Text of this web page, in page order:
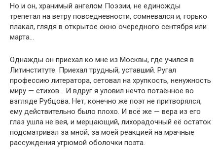
Но и он, хранимый ангелом Поэзии, не единожды
трепетал на ветру повседневности, сомневался и, горько
плакал, глядя в открытое окно очередного сентября или
марта…
Однажды он приехал ко мне из Москвы, где учился в
Литинституте. Приехал трудный, уставший. Ругал
профессию литератора, сетовал на хрупкость, ненужность
миру — стихов… И вдруг я уловил нечто потаённое во
взгляде Рубцова. Нет, конечно же поэт не притворялся,
ему действительно было плохо. И всё же — вера из его
глаз ушла не вея, и мерцающий, лихорадочный её остаток
подсматривал за мной, за моей реакцией на мрачные
рассуждения угрюмой оболочки поэта.